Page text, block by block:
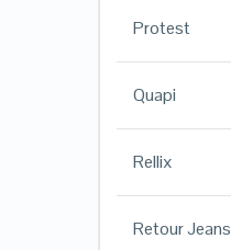
Protest
Quapi
Rellix
Retour Jeans